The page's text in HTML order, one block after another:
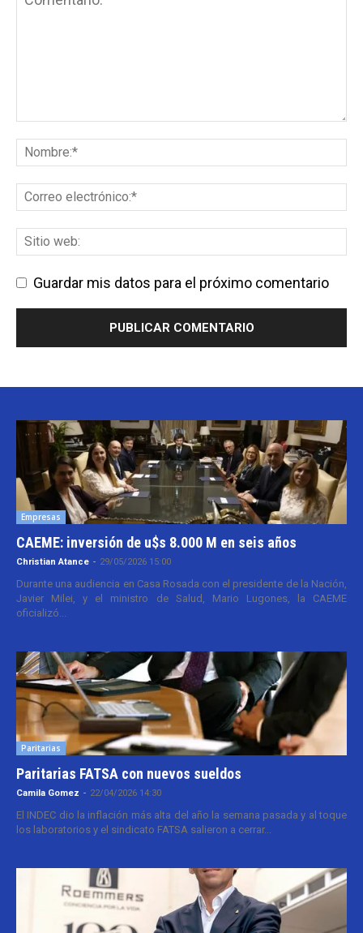
Guardar mis datos para el próximo comentario
Empresas
CAEME: inversión de u$s 8.000 M en seis años
Christian Atance - 29/05/2026 15:00
Durante una audiencia en Casa Rosada con el presidente de la Nación,
Javier Milei, y el ministro de Salud, Mario Lugones, la CAEME
oficializó...
Paritarias
Paritarias FATSA con nuevos sueldos
Camila Gomez - 22/04/2026 14:30
El INDEC dio la inflación más alta del año la semana pasada y al toque
los laboratorios y el sindicato FATSA salieron a cerrar...